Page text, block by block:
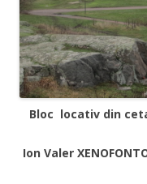
Bloc locativ din
Ion Valer